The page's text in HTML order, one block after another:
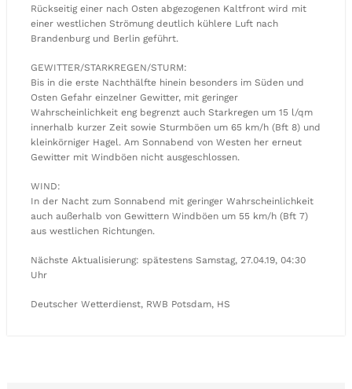
Rückseitig einer nach Osten abgezogenen Kaltfront wird mit
einer westlichen Strömung deutlich kühlere Luft nach
Brandenburg und Berlin geführt.
GEWITTER/STARKREGEN/STURM:
Bis in die erste Nachthälfte hinein besonders im Süden und
Osten Gefahr einzelner Gewitter, mit geringer
Wahrscheinlichkeit eng begrenzt auch Starkregen um 15 l/qm
innerhalb kurzer Zeit sowie Sturmböen um 65 km/h (Bft 8) und
kleinkörniger Hagel. Am Sonnabend von Westen her erneut
Gewitter mit Windböen nicht ausgeschlossen.
WIND:
In der Nacht zum Sonnabend mit geringer Wahrscheinlichkeit
auch außerhalb von Gewittern Windböen um 55 km/h (Bft 7)
aus westlichen Richtungen.
Nächste Aktualisierung: spätestens Samstag, 27.04.19, 04:30
Uhr
Deutscher Wetterdienst, RWB Potsdam, HS